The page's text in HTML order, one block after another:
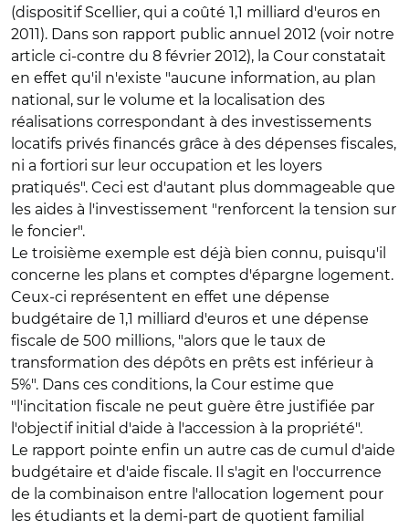
(dispositif Scellier, qui a coûté 1,1 milliard d'euros en
2011). Dans son rapport public annuel 2012 (voir notre
article ci-contre du 8 février 2012), la Cour constatait
en effet qu'il n'existe "aucune information, au plan
national, sur le volume et la localisation des
réalisations correspondant à des investissements
locatifs privés financés grâce à des dépenses fiscales,
ni a fortiori sur leur occupation et les loyers
pratiqués". Ceci est d'autant plus dommageable que
les aides à l'investissement "renforcent la tension sur
le foncier".
Le troisième exemple est déjà bien connu, puisqu'il
concerne les plans et comptes d'épargne logement.
Ceux-ci représentent en effet une dépense
budgétaire de 1,1 milliard d'euros et une dépense
fiscale de 500 millions, "alors que le taux de
transformation des dépôts en prêts est inférieur à
5%". Dans ces conditions, la Cour estime que
"l'incitation fiscale ne peut guère être justifiée par
l'objectif initial d'aide à l'accession à la propriété".
Le rapport pointe enfin un autre cas de cumul d'aide
budgétaire et d'aide fiscale. Il s'agit en l'occurrence
de la combinaison entre l'allocation logement pour
les étudiants et la demi-part de quotient familial